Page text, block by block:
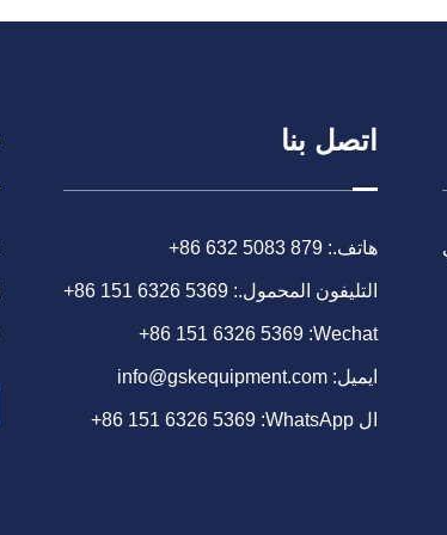
اتصل بنا
هاتف.: +86 632 5083 879
التليفون المحمول.: +86 151 6326 5369
Wechat:
+86 151 6326 5369
ايميل: info@gskequipment.com
ال WhatsApp: +86 151 6326 5369